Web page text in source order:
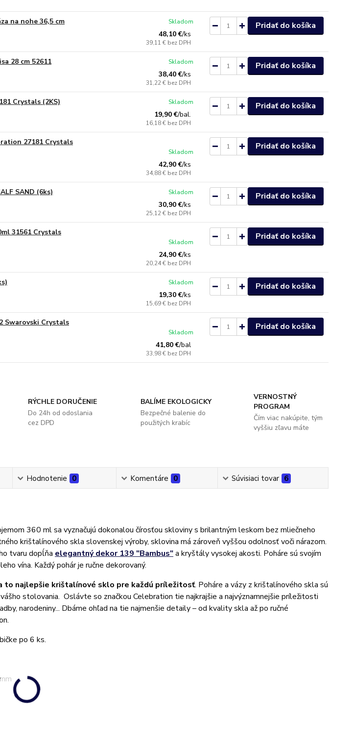
na nohe 36,5 cm
48,10 €/ks
39,11 € bez DPH
Skladom Pridať do košíka
28 cm 52611
38,40 €/ks
31,22 € bez DPH
Skladom Pridať do košíka
Crystals (2KS)
19,90 €/bal.
16,18 € bez DPH
Skladom Pridať do košíka
27181 Crystals
42,90 €/ks
34,88 € bez DPH
Skladom
Pridať do košíka
SAND (6ks)
30,90 €/ks
25,12 € bez DPH
Skladom Pridať do košíka
31561 Crystals
24,90 €/ks
20,24 € bez DPH
Skladom
Pridať do košíka
19,30 €/ks
15,69 € bez DPH
Skladom Pridať do košíka
Swarovski Crystals
41,80 €/bal
33,98 € bez DPH
Skladom
Pridať do košíka
RÝCHLE DORUČENIE
Do 24h od odoslania
cez DPD
BALÍME EKOLOGICKY
Bezpečné balenie do
použitých krabíc
VERNOSTNÝ
PROGRAM
Čím viac nakúpite, tým
vyššiu zľavu máte
Hodnotenie 0 Komentáre 0 Súvisiaci tovar 6
360 ml sa vyznačujú dokonalou čírosťou skloviny s brilantným leskom bez mliečneho
krištalínového skla slovenskej výroby, sklovina má zároveň vyššou odolnosť voči nárazom.
tvaru dopĺňa elegantný dekor 139 "Bambus"a kryštály vysokej akosti. Poháre sú svojím
vína. Každý pohár je ručne dekorovaný.
to najlepšie krištalínové sklo pre každú príležitosť. Poháre a vázy z krištalínového skla sú
stolovania. Oslávte so značkou Celebration tie najkrajšie a najvýznamnejšie príležitosti
narodeniny... Dbáme ohľad na tie najmenšie detaily – od kvality skla až po ručné
po 6 ks.